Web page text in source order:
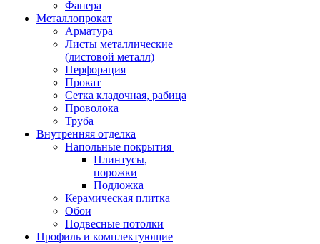
Фанера
Металлопрокат
Арматура
Листы металлические
(листовой металл)
Перфорация
Прокат
Сетка кладочная, рабица
Проволока
Труба
Внутренняя отделка
Напольные покрытия
Плинтусы,
порожки
Подложка
Керамическая плитка
Обои
Подвесные потолки
Профиль и комплектующие